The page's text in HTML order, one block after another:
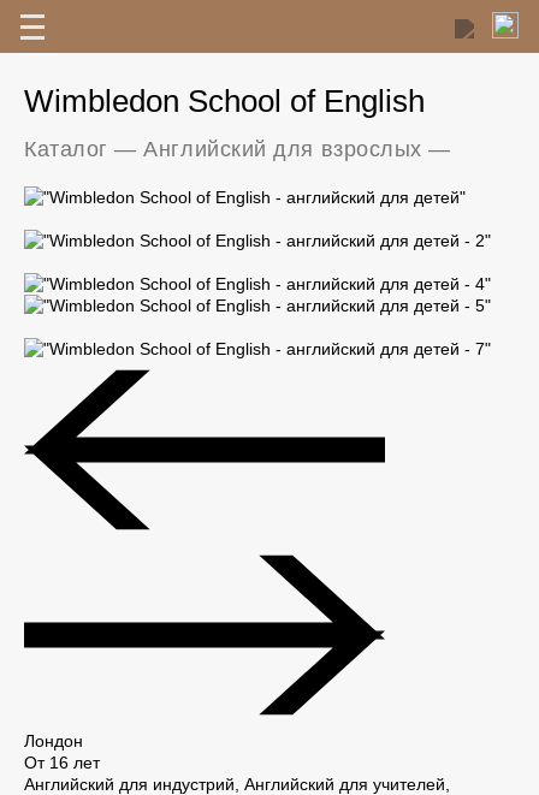
Wimbledon School of English
Каталог —Английский для взрослых —
Лондон
От 16 лет
Английский для индустрий, Английский для учителей,